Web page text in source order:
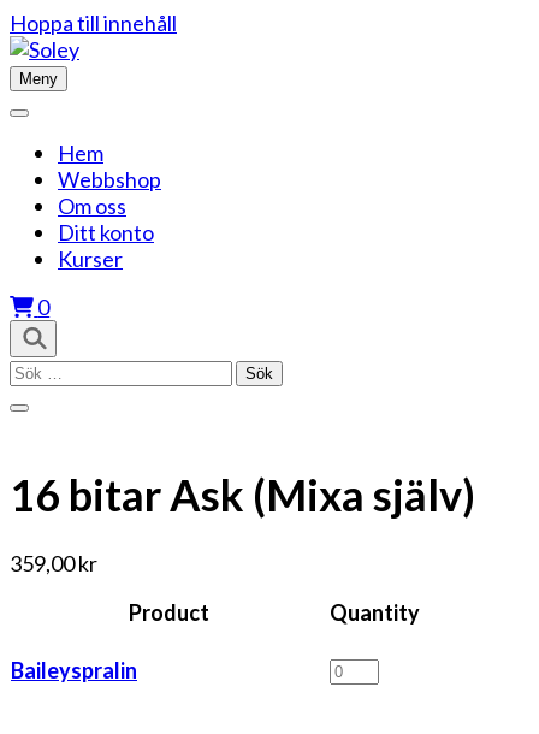
Hoppa till innehåll
Meny
Hem
Webbshop
Om oss
Ditt konto
Kurser
0
Sök
16 bitar Ask (Mixa själv)
359,00kr
Product
Quantity
Baileyspralin
Baileyspralin